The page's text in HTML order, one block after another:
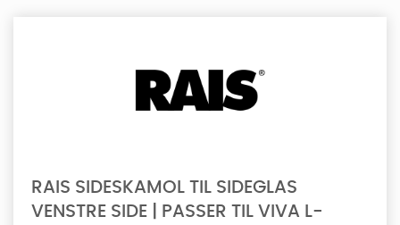
RAIS SIDESKAMOL TIL SIDEGLAS
VENSTRE SIDE | PASSER TIL VIVA L-